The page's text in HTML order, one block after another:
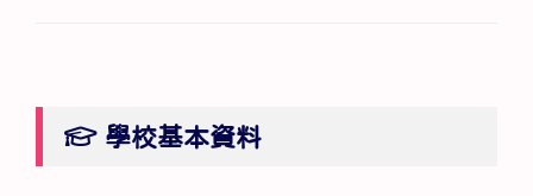
學校基本資料